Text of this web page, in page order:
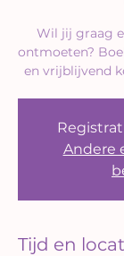
Wil jij graag
ontmoeten?
en vrijblijvend
Andere
Tijd en